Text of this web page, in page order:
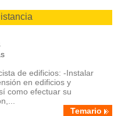
de edificios: -Instalar
en edificios y
como efectuar su
Temario